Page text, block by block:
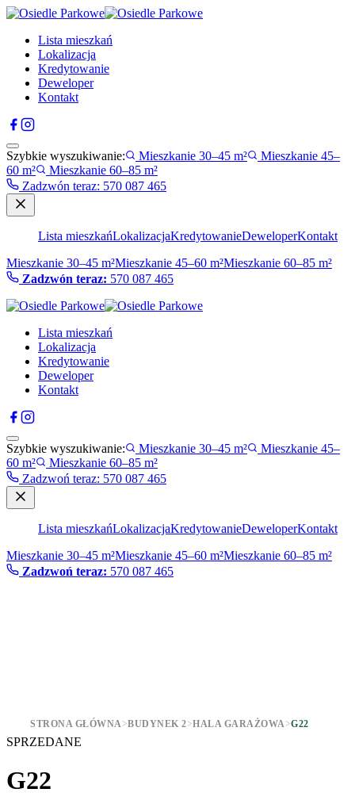
Lista mieszkań
Lokalizacja
Kredytowanie
Deweloper
Kontakt
Szybkie wyszukiwanie: Mieszkanie 30–45 m²
Mieszkanie 45–
60 m²
Mieszkanie 60–85 m²
Zadzwón teraz: 570 087 465
Lista mieszkańLokalizacjaKredytowanieDeweloperKontakt
Mieszkanie 30–45 m²Mieszkanie 45–60 m²Mieszkanie 60–85 m²
Zadzwón teraz: 570 087 465
Lista mieszkań
Lokalizacja
Kredytowanie
Deweloper
Kontakt
Szybkie wyszukiwanie: Mieszkanie 30–45 m²
Mieszkanie 45–
60 m²
Mieszkanie 60–85 m²
Zadzwoń teraz: 570 087 465
Lista mieszkańLokalizacjaKredytowanieDeweloperKontakt
Mieszkanie 30–45 m²Mieszkanie 45–60 m²Mieszkanie 60–85 m²
Zadzwoń teraz: 570 087 465
STRONA GŁÓWNA>BUDYNEK 2>HALA GARAŻOWA>G22
SPRZEDANE
G22